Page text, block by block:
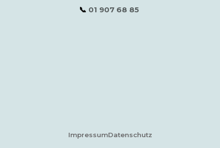
📞 01 907 68 85
ImpressumDatenschutz